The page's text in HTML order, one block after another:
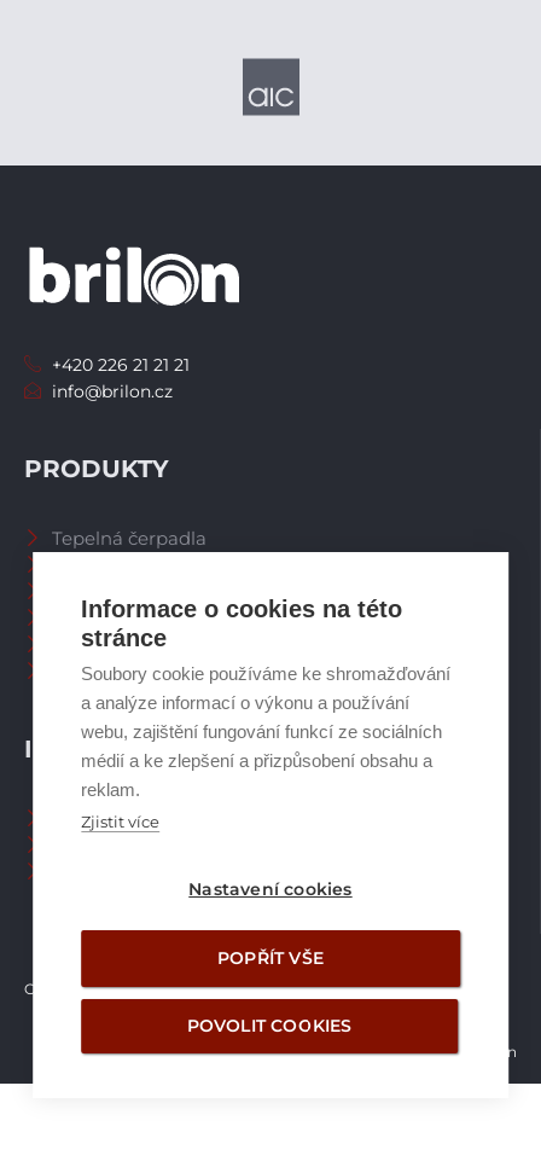
Informace o cookies na této
stránce
Soubory cookie používáme ke shromažďování
a analýze informací o výkonu a používání
webu, zajištění fungování funkcí ze sociálních
médií a ke zlepšení a přizpůsobení obsahu a
reklam.
Zjistit více
Nastavení cookies
POPŘÍT VŠE
POVOLIT COOKIES
INFORMACE
Naši pracovníci CZ
PRODUKTY
Tepelná čerpadla
Spalinové systémy
Plynové kotle
Ostatní příslušenství
+420 226 21 21 21
info@brilon.cz
Copyright © Brilon a.s. 2026
Vytvořilo studio Žalud Design